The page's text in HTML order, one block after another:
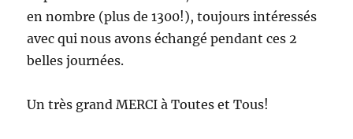
en nombre (plus de 1300!), toujours intéressés
avec qui nous avons échangé pendant ces 2
belles journées.
Un très grand MERCI à Toutes et Tous!